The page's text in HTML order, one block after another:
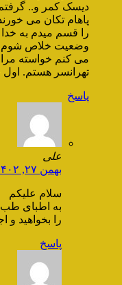
دیسک کمر و..
پاهام تکان می
را قسم میدم به خدا
وضعیت خلاص شوم.
می کنم خواسته
تهرانسر هستم. اول
پاسخ
علی
بهمن ۲۷, ۱۴۰۲ در ۳:۵۹ ق٫ظ
سلام علیکم
به اطبای طب
را بخواهید و
پاسخ